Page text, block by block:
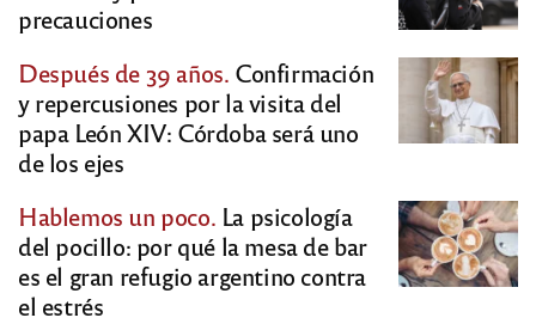
precauciones
Después de 39 años. Confirmación
y repercusiones por la visita del
papa León XIV: Córdoba será uno
de los ejes
Hablemos un poco. La psicología
del pocillo: por qué la mesa de bar
es el gran refugio argentino contra
el estrés